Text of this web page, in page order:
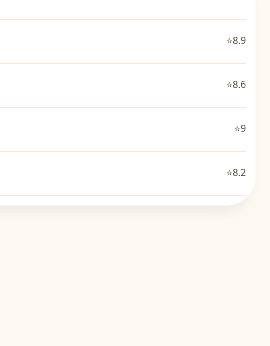
⭐8.9
⭐8.6
⭐9
⭐8.2